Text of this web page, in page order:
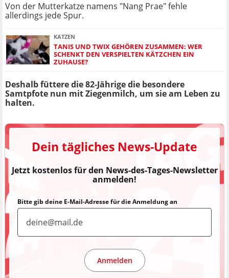
Von der Mutterkatze namens "Nang Prae" fehle
allerdings jede Spur.
KATZEN
TANIS UND TWIX GEHÖREN ZUSAMMEN: WER
SCHENKT DEN VERSPIELTEN KÄTZCHEN EIN
ZUHAUSE?
Deshalb füttere die 82-Jährige die besondere
Samtpfote nun mit Ziegenmilch, um sie am Leben zu
halten.
Dein tägliches News-Update
Jetzt kostenlos für den News-des-Tages-Newsletter
anmelden!
Bitte gib deine E-Mail-Adresse für die Anmeldung an
Anmelden